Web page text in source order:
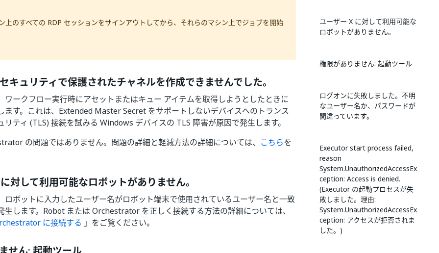
上のすべての RDP セッションをサインアウトしてから、それらのマシン上でジョブを開始
キュリティで保護されたチャネルを作成できませんでした。
ワークフロー実行時にアセットまたはキュー アイテムを取得しようとしたときに
ます。これは、Extended Master Secret をサポートしないデバイスへのトランス
リティ (TLS) 接続を試みる Windows デバイスの TLS 障害が原因で発生します。
の問題ではありません。問題の詳細と軽減方法の詳細については、 こちらを
対して利用可能なロボットがありません。
ロボットに入力したユーザー名がロボット端末で使用されているユーザー名と一致
生します。Robot または Orchestrator を正しく接続する方法の詳細については、
に接続する 」をご覧ください。
ユーザー X に対して利用可能な
ロボットがありません。
権限がありません: 起動ツール
ログオンに失敗しました。不明
なユーザー名か、パスワードが
間違っています。
Executor start process failed,
reason
System.UnauthorizedAccessEx
ception: Access is denied.
(Executor の起動プロセスが失
敗しました。理由:
System.UnauthorizedAccessEx
ception: アクセスが拒否されま
した。)